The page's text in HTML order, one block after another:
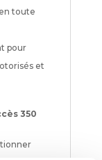
toute
pour
et
350